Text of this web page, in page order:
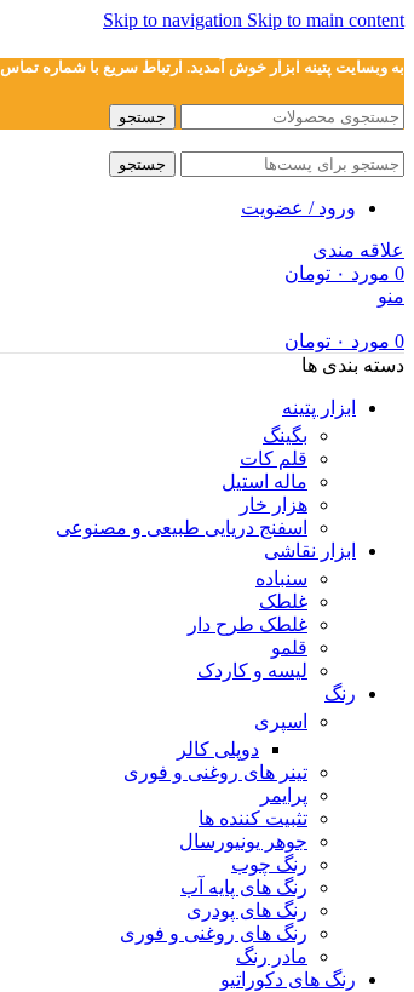
Skip to navigation Skip to main content
به وبسایت پتینه ابزار خوش آمدید. ارتباط سریع با شماره تماس 09119247624
جستجو
جستجو
ورود / عضویت
علاقه مندی
0 مورد ۰ تومان
منو
0 مورد ۰ تومان
دسته بندی ها
ابزار پتینه
بگینگ
قلم کات
ماله استیل
هزار خار
اسفنج دریایی طبیعی و مصنوعی
ابزار نقاشی
سنباده
غلطک
غلطک طرح دار
قلمو
لیسه و کاردک
رنگ
اسپری
دوپلی کالر
تینر های روغنی و فوری
پرایمر
تثبیت کننده ها
جوهر یونیورسال
رنگ چوب
رنگ‌ های پایه آب
رنگ های پودری
رنگ‌ های روغنی و فوری
مادر رنگ
رنگ های دکوراتیو